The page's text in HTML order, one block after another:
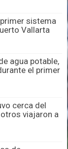
sistema
Vallarta
agua potable,
el primer
cerca del
viajaron a